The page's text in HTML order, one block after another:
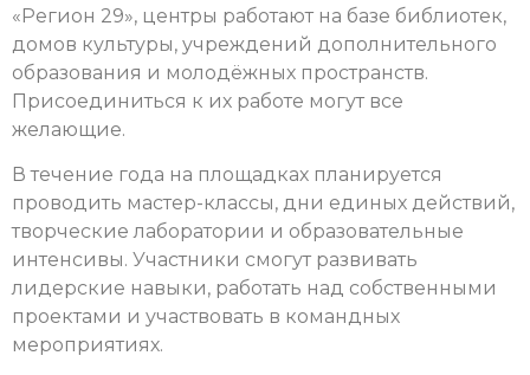
«Регион 29», центры работают на базе библиотек,
домов культуры, учреждений дополнительного
образования и молодёжных пространств.
Присоединиться к их работе могут все
желающие.
В течение года на площадках планируется
проводить мастер-классы, дни единых действий,
творческие лаборатории и образовательные
интенсивы. Участники смогут развивать
лидерские навыки, работать над собственными
проектами и участвовать в командных
мероприятиях.